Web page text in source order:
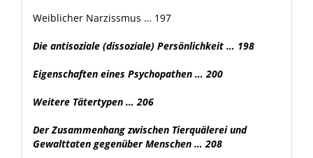
Weiblicher Narzissmus … 197
Die antisoziale (dissoziale) Persönlichkeit … 198
Eigenschaften eines Psychopathen … 200
Weitere Tätertypen … 206
Der Zusammenhang zwischen Tierquälerei und
Gewalttaten gegenüber Menschen … 208